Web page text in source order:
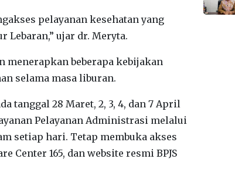
pelayanan kesehatan yang
Lebaran,” ujar dr. Meryta.
menerapkan beberapa kebijakan
selama masa liburan.
tanggal 28 Maret, 2, 3, 4, dan 7 April
Pelayanan Administrasi melalui
setiap hari. Tetap membuka akses
Center 165, dan website resmi BPJS